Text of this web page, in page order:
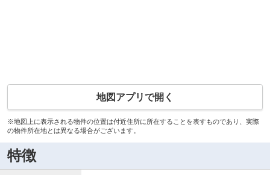
地図アプリで開く
※地図上に表示される物件の位置は付近住所に所在することを表すものであり、実際
の物件所在地とは異なる場合がございます。
特徴